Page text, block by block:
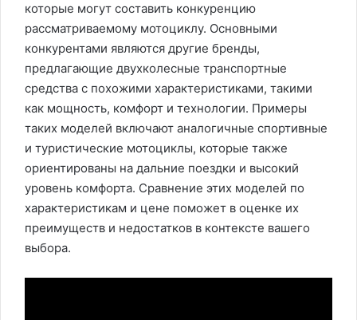
которые могут составить конкуренцию
рассматриваемому мотоциклу. Основными
конкурентами являются другие бренды,
предлагающие двухколесные транспортные
средства с похожими характеристиками, такими
как мощность, комфорт и технологии. Примеры
таких моделей включают аналогичные спортивные
и туристические мотоциклы, которые также
ориентированы на дальние поездки и высокий
уровень комфорта. Сравнение этих моделей по
характеристикам и цене поможет в оценке их
преимуществ и недостатков в контексте вашего
выбора.